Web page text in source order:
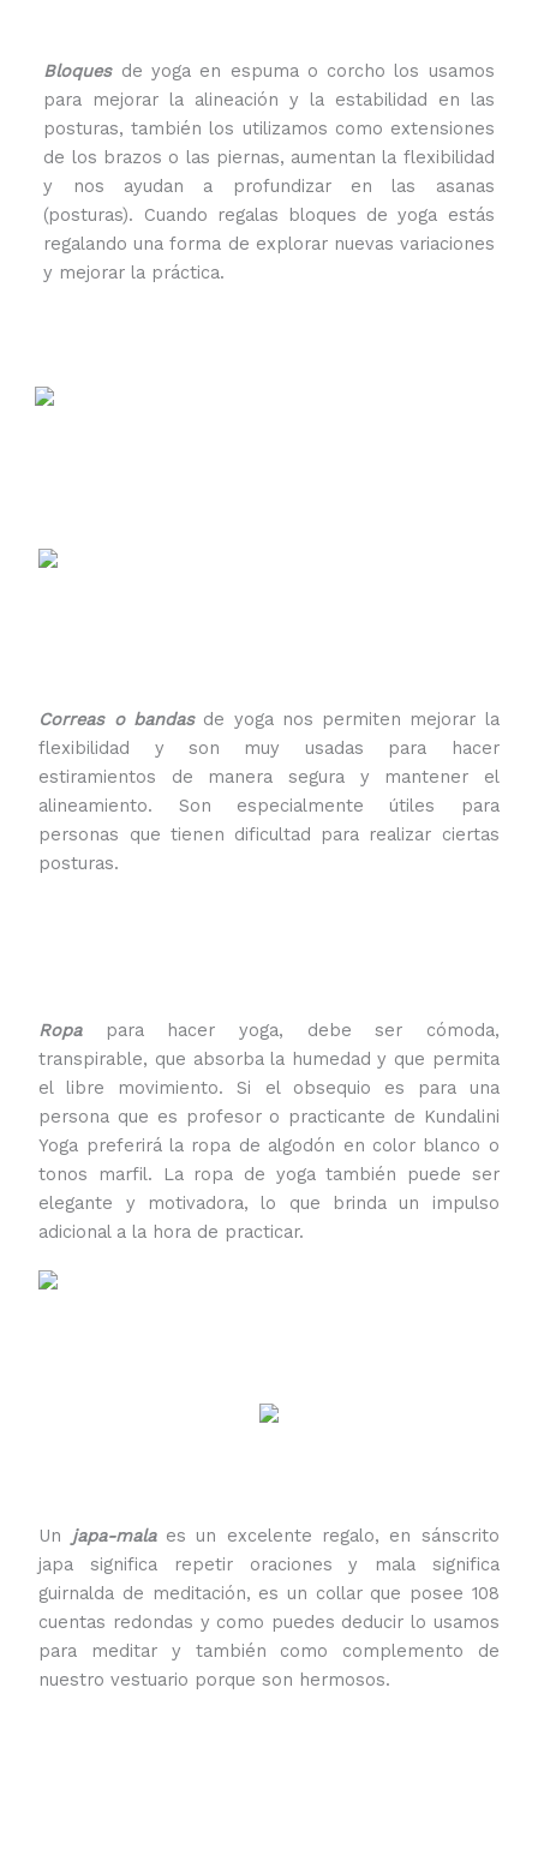
Bloquesde yoga en espuma o corcho los usamos
para mejorar la alineación y la estabilidad en las
posturas, también los utilizamos como extensiones
de los brazos o las piernas, aumentan la flexibilidad
y nos ayudan a profundizar en las asanas
(posturas). Cuando regalas bloques de yoga estás
regalando una forma de explorar nuevas variaciones
y mejorar la práctica.
Correas o bandasde yoga nos permiten mejorar la
flexibilidad y son muy usadas para hacer
estiramientos de manera segura y mantener el
alineamiento. Son especialmente útiles para
personas que tienen dificultad para realizar ciertas
posturas.
Ropapara hacer yoga, debe ser cómoda,
transpirable, que absorba la humedad y que permita
el libre movimiento. Si el obsequio es para una
persona que es profesor o practicante de Kundalini
Yoga preferirá la ropa de algodón en color blanco o
tonos marfil. La ropa de yoga también puede ser
elegante y motivadora, lo que brinda un impulso
adicional a la hora de practicar.
Un japa-malaes un excelente regalo, en sánscrito
japa significa repetir oraciones y mala significa
guirnalda de meditación, es un collar que posee 108
cuentas redondas y como puedes deducir lo usamos
para meditar y también como complemento de
nuestro vestuario porque son hermosos.